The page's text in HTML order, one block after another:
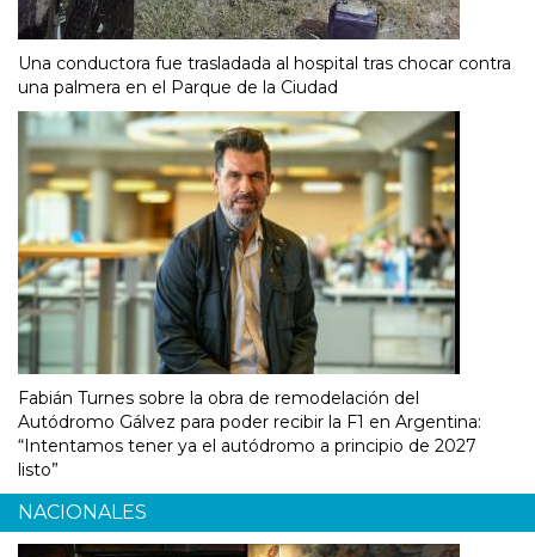
Una conductora fue trasladada al hospital tras chocar contra
una palmera en el Parque de la Ciudad
Fabián Turnes sobre la obra de remodelación del
Autódromo Gálvez para poder recibir la F1 en Argentina:
“Intentamos tener ya el autódromo a principio de 2027
listo”
NACIONALES